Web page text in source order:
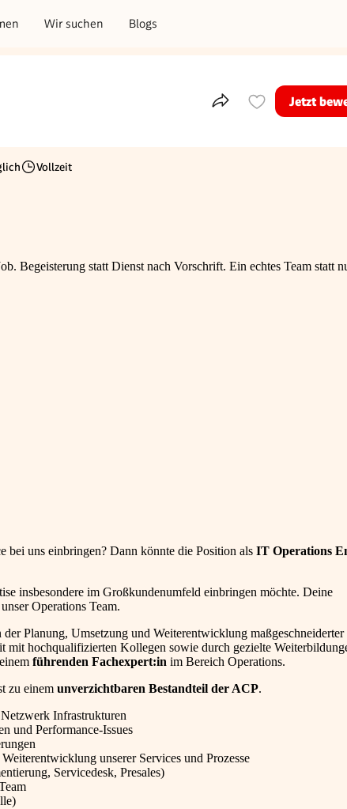
Wir suchen Blogs
Teile dieses Inserat
Jetzt
Beschäftigungsart
Vollzeit
Begeisterung statt Dienst nach Vorschrift. Ein echtes Team statt
bei uns einbringen? Dann könnte die Position als IT Operations
insbesondere im Großkundenumfeld einbringen möchte. Deine
Operations Team.
der Planung, Umsetzung und Weiterentwicklung
mit hochqualifizierten Kollegen sowie durch gezielte
führenden Fachexpert:in im Bereich Operations.
zu einem unverzichtbaren Bestandteil der ACP.
Infrastrukturen
und Performance-Issues
unserer Services und Prozesse
Servicedesk, Presales)